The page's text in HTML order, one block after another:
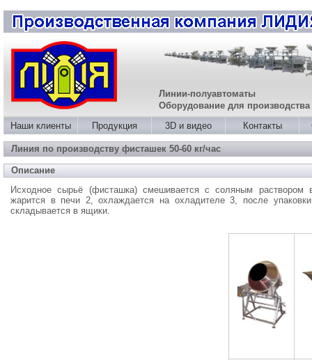
Линии-полуавтоматы
Оборудование для
Наши клиенты
Продукция 3D и видео Контакты
Линия по производству фисташек 50-60 кг/час
Описание
Исходное сырьё (фисташка) смешивается с соляным
жарится в печи 2, охлаждается на охладителе 3, после
складывается в ящики.